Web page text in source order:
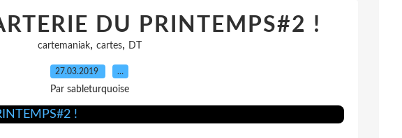
DU PRINTEMPS#2 !
cartemaniak, cartes, DT
27.03.2019 …
Par sableturquoise